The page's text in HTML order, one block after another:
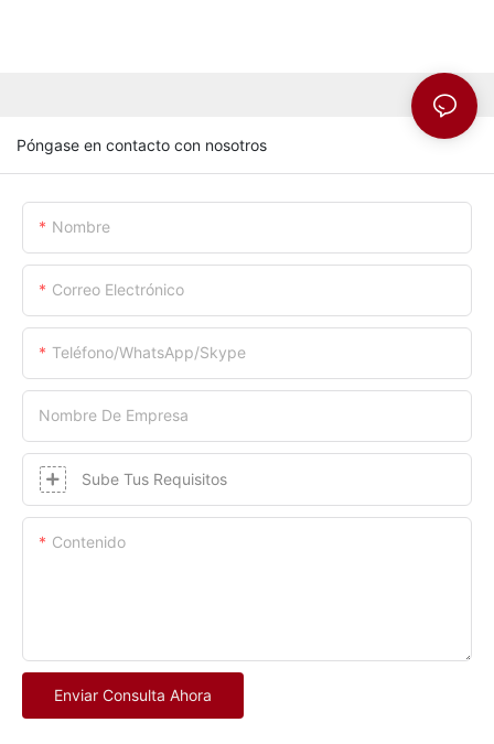
Póngase en contacto con nosotros
Nombre
Correo Electrónico
Teléfono/WhatsApp/Skype
Nombre De Empresa
Sube Tus Requisitos
Contenido
Enviar Consulta Ahora